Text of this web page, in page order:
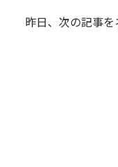
昨日、次の記事を